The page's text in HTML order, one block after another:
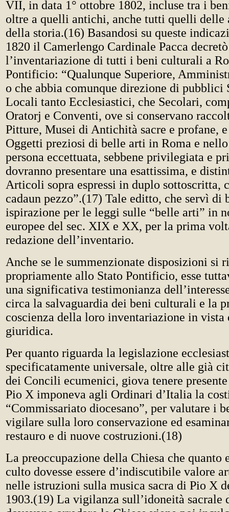
VII, in data 1° ottobre 1802, incluse tra i
oltre a quelli antichi, anche tutti quelli delle
della storia.(16) Basandosi su queste
1820 il Camerlengo Cardinale Pacca decretò
l’inventariazione di tutti i beni culturali a
Pontificio: “Qualunque Superiore,
o che abbia comunque direzione di pubblici
Locali tanto Ecclesiastici, che Secolari,
Oratorj e Conventi, ove si conservano
Pitture, Musei di Antichità sacre e profane,
Oggetti preziosi di belle arti in Roma e
persona eccettuata, sebbene privilegiata e
dovranno presentare una esattissima, e
Articoli sopra espressi in duplo sottoscritta,
cadaun pezzo”.(17) Tale editto, che servì di
ispirazione per le leggi sulle “belle arti” in
europee del sec. XIX e XX, per la prima
redazione dell’inventario.
Anche se le summenzionate disposizioni si
propriamente allo Stato Pontificio, esse
una significativa testimonianza
circa la salvaguardia dei beni culturali e la
coscienza della loro inventariazione in vista
giuridica.
Per quanto riguarda la legislazione
specificatamente universale, oltre alle già
dei Concili ecumenici, giova tenere
Pio X imponeva agli Ordinari d’Italia la
“Commissariato diocesano”, per valutare i
vigilare sulla loro conservazione ed
restauro e di nuove costruzioni.(18)
La preoccupazione della Chiesa che quanto
culto dovesse essere d’indiscutibile valore
nelle istruzioni sulla musica sacra di Pio X
1903.(19) La vigilanza sull’idoneità sacrale